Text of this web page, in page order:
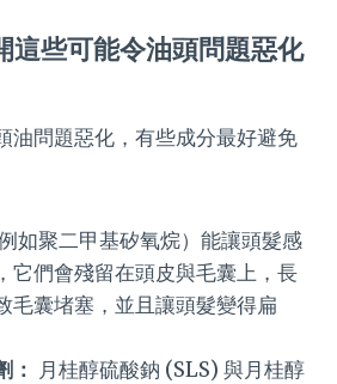
這些可能令油頭問題惡化
油問題惡化，有些成分最好避免
如聚二甲基矽氧烷）能讓頭髮感
它們會殘留在頭皮與毛囊上，長
毛囊堵塞，並且讓頭髮變得扁
： 月桂醇硫酸鈉 (SLS) 與月桂醇